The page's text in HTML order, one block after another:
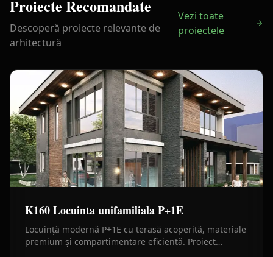
Proiecte Recomandate
Descoperă proiecte relevante de
arhitectură
Vezi toate
proiectele
K160 Locuinta unifamiliala P+1E
Locuință modernă P+1E cu terasă acoperită, materiale
premium și compartimentare eficientă. Proiect